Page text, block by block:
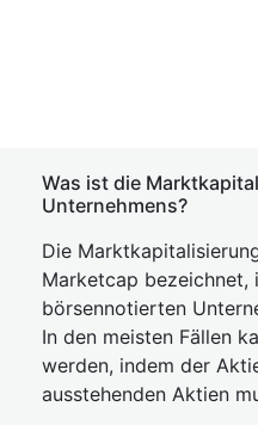
Was ist die
Unternehmens?
Die
Marketcap bezeichnet,
börsennotierten
In den meisten Fällen
werden, indem der
ausstehenden Aktien